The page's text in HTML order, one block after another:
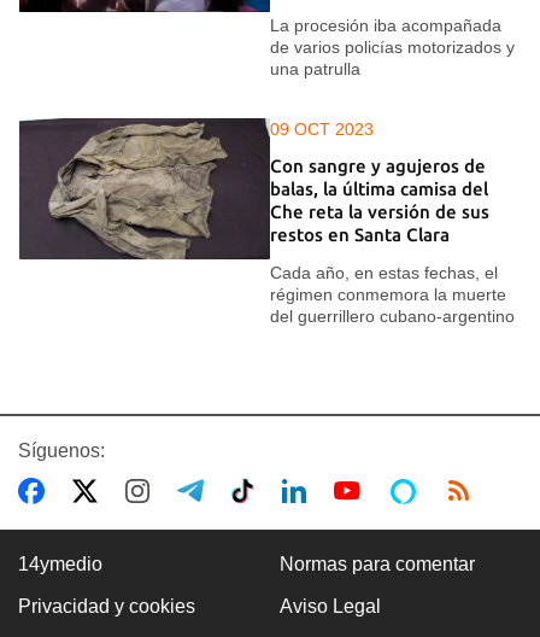
La procesión iba acompañada
de varios policías motorizados y
una patrulla
09 OCT 2023
Con sangre y agujeros de
balas, la última camisa del
Che reta la versión de sus
restos en Santa Clara
Cada año, en estas fechas, el
régimen conmemora la muerte
del guerrillero cubano-argentino
Síguenos:
14ymedio Normas para comentar
Privacidad y cookies Aviso Legal